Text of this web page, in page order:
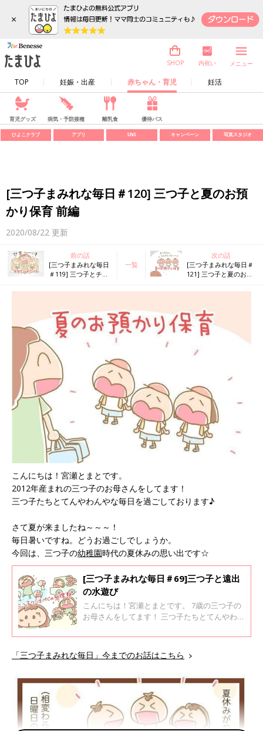
×
TOP 妊娠・出産 赤ちゃん・育児 妊活
SHOP 内祝い メニュー
育児グッズ 病気・予防接種 離乳食 優待パス
ひよこクラブ アプリ SNS キャンペーン 写真スタジオ
[三つ子まみれな毎日＃120] 三つ子と夏のお預
かり保育 前編
2020/08/22 更新
前の話
[三つ子まみれな毎日
＃119] 三つ子とチャ
一覧
次の話
[三つ子まみれな毎日＃
121] 三つ子と夏のお預
こんにちは！宮瀬とまとです。
2012年産まれの三つ子のお母さんをしてます！
三つ子たちとてんやわんやな毎日を過ごしております♪
さて夏が来ましたね～～～！
毎日暑いですね。どうお過ごしでしょうか。
今回は、三つ子の幼稚園時代の夏休みの思い出です☆
[三つ子まみれな毎日＃69]三つ子と遠出
の水遊び
こんにちは！宮瀬とまとです。 7歳の三つ子の
お母さんをしてます！ 三つ子たちとてんやわん
暑いですね。入園前のお話です。 公園の噴水や
池で水遊びスポットで遊ぶ子ども達ってとても
楽しそうですよね。三つ子たちも連れて行って
ない…。 仕方のない事だけれど、ちょっと悲し
くなっちゃったお話です。
「三つ子まみれな毎日」今までのお話はこちら